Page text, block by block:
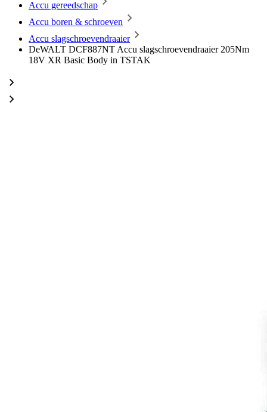
Accu gereedschap
Accu boren & schroeven
Accu slagschroevendraaier
DeWALT DCF887NT Accu slagschroevendraaier 205Nm
18V XR Basic Body in TSTAK